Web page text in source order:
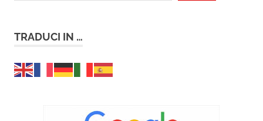
TRADUCI IN …